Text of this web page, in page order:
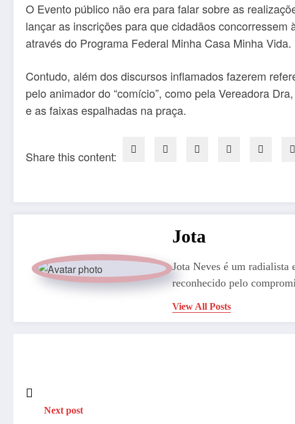
O Evento público não era para falar sobre as
lançar as inscrições para que cidadãos
através do Programa Federal Minha Casa Minha Vida.
Contudo, além dos discursos inflamados fazerem
pelo animador do “comício”, como pela Vereadora
e as faixas espalhadas na praça.
Share this content:
Jota
Jota Neves é um radialista
reconhecido pelo
View All Posts
Next post